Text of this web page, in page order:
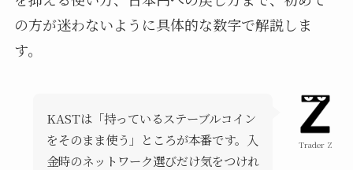
の方が迷わないように具体的な数字で解説しま
す。
Trader Z
KASTは「持っているステーブルコイン
をそのまま使う」ところが本番です。入
金時のネットワーク選びだけ気をつけれ